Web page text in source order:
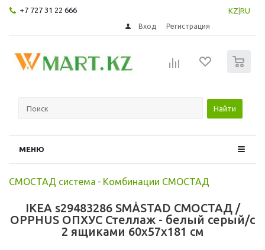
+7 727 31 22 666 KZ RU
Вход Регистрация
Найти
МЕНЮ
СМОСТАД система - Комбинации СМОСТАД
IKEA s29483286 SMÅSTAD СМОСТАД /
OPPHUS ОПХУС Стеллаж - белый серый/с
2 ящиками 60x57x181 см